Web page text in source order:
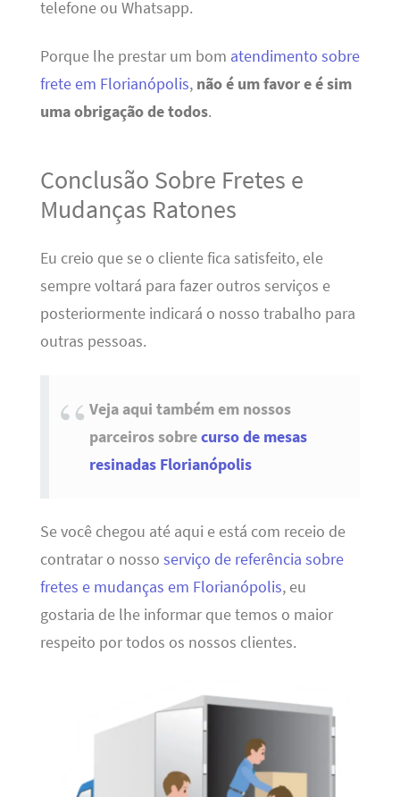
telefone ou Whatsapp.
Porque lhe prestar um bom atendimento sobre
frete em Florianópolis, não é um favor e é sim
uma obrigação de todos.
Conclusão Sobre Fretes e
Mudanças Ratones
Eu creio que se o cliente fica satisfeito, ele
sempre voltará para fazer outros serviços e
posteriormente indicará o nosso trabalho para
outras pessoas.
Veja aqui também em nossos
parceiros sobrecurso de mesas
resinadas Florianópolis
Se você chegou até aqui e está com receio de
contratar o nosso serviço de referência sobre
fretes e mudanças em Florianópolis, eu
gostaria de lhe informar que temos o maior
respeito por todos os nossos clientes.